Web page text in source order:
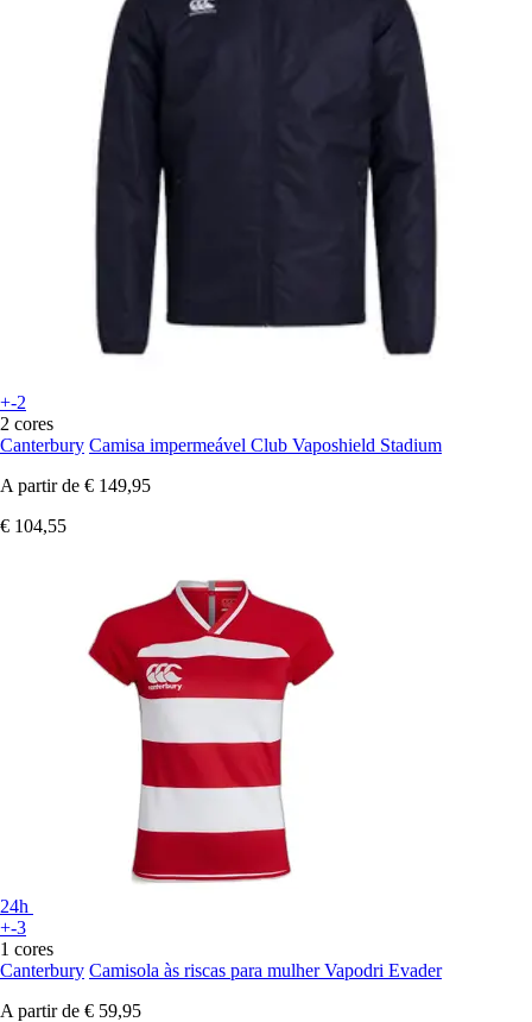
+-2
2 cores
Canterbury Camisa impermeável Club Vaposhield Stadium
A partir de € 149,95
€ 104,55
24h
+-3
1 cores
Canterbury Camisola às riscas para mulher Vapodri Evader
A partir de € 59,95